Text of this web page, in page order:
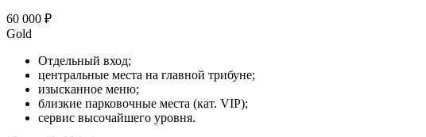
60 000 ₽
Gold
Отдельный вход;
центральные места на главной трибуне;
изысканное меню;
близкие парковочные места (кат. VIP);
сервис высочайшего уровня.